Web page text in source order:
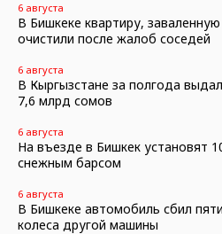
6 августа
В Бишкеке квартиру,
очистили после жалоб соседей
6 августа
В Кыргызстане за полгода
7,6 млрд сомов
6 августа
На въезде в Бишкек установят
снежным барсом
6 августа
В Бишкеке автомобиль сбил
колеса другой машины